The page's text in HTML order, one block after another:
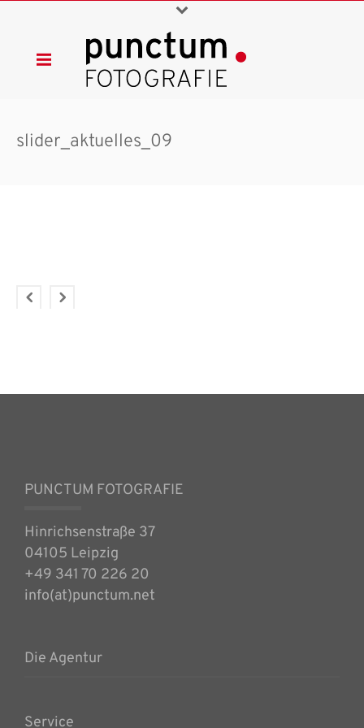
slider_aktuelles_09
PUNCTUM FOTOGRAFIE
Hinrichsenstraße 37
04105 Leipzig
+49 341 70 226 20
info(at)punctum.net
Die Agentur
Service